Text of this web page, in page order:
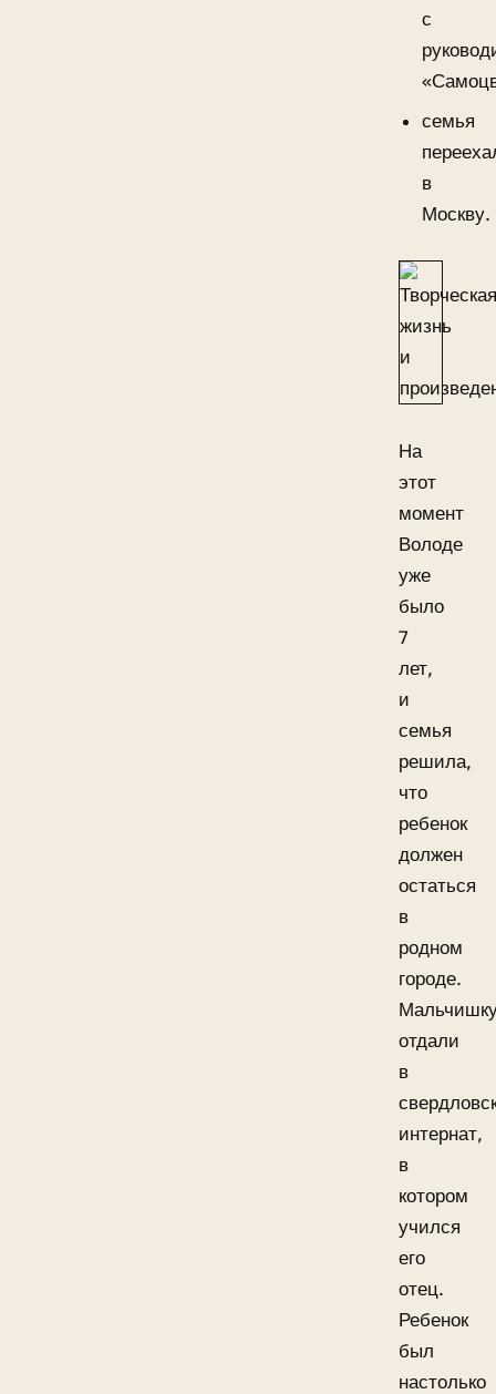
с
семья
в
Москву.
На
этот
момент
Володе
уже
было
7
лет,
и
семья
решила,
что
ребенок
должен
остаться
в
родном
городе.
отдали
в
интернат,
в
котором
учился
его
отец.
Ребенок
был
настолько